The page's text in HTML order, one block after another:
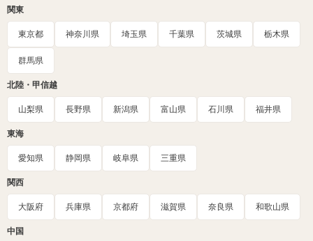
関東
東京都 神奈川県 埼玉県 千葉県 茨城県 栃木県
群馬県
北陸・甲信越
山梨県 長野県 新潟県 富山県 石川県 福井県
東海
愛知県 静岡県 岐阜県 三重県
関西
大阪府 兵庫県 京都府 滋賀県 奈良県 和歌山県
中国